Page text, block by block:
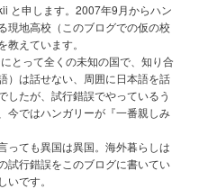
と申します。2007年9月からハン
現地高校（このブログでの仮の校
えています。
とって全くの未知の国で、知り合
）は話せない、周囲に日本語を話
たが、試行錯誤でやっているう
今ではハンガリーが『一番親しみ
っても異国は異国。海外暮らしは
試行錯誤をこのブログに書いてい
です。